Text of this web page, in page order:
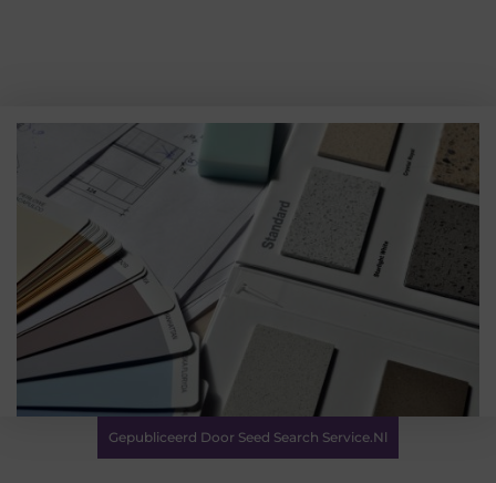
Gepubliceerd Door Seed Search Service.nl